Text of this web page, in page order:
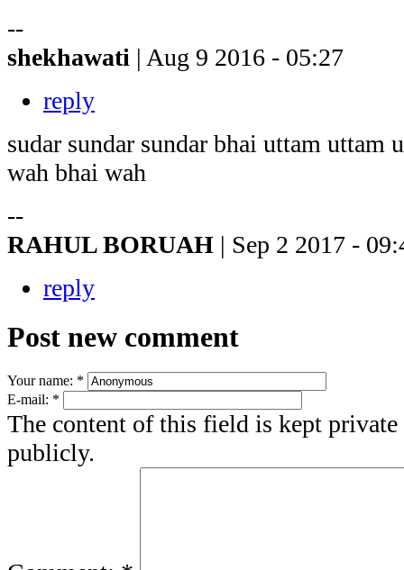
--
shekhawati | Aug 9 2016 - 05:27
reply
sudar sundar sundar bhai uttam uttam
wah bhai wah
--
RAHUL BORUAH | Sep 2 2017 -
reply
Post new comment
Your name: *
E-mail: *
The content of this field is kept
publicly.